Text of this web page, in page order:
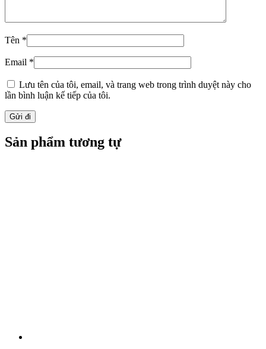
Tên *
Email *
Lưu tên của tôi, email, và trang web trong trình duyệt này cho
lần bình luận kế tiếp của tôi.
Sản phẩm tương tự